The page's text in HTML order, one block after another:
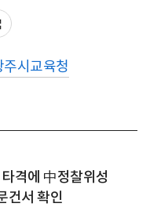
주시교육청
격에 中정찰위성
서 확인